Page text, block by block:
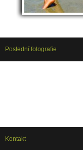
Poslední fotografie
Kontakt